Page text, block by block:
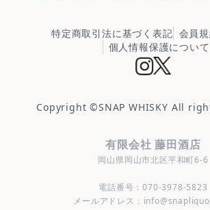
特定商取引法に基づく表記 会員
個人情報保護について
Copyright ©SNAP WHISKY All
有限会社 藤田酒店
岡山県岡山市北区平和町6-6
電話番号：070-3978-5823
メールアドレス：